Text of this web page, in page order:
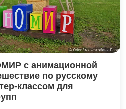
с анимационной
по русскому
классом для